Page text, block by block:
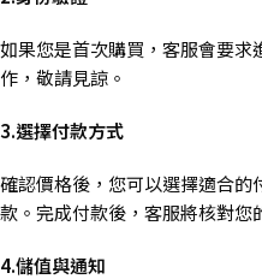
如果您是首次購買，客服會要
作，敬請見諒。
3.選擇付款方式
確認價格後，您可以選擇適合的
款。完成付款後，客服將核對您
4.儲值與通知